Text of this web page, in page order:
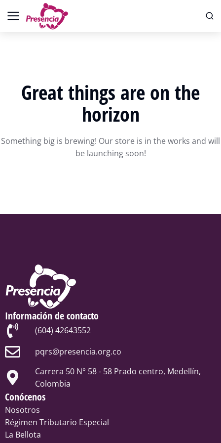
Great things are on the
horizon
Something big is brewing! Our store is in the works and will
be launching soon!
Información de contacto
(604) 42643552
pqrs@presencia.org.co
Carrera 50 N° 58 - 58 Prado centro, Medellín,
Colombia
Conócenos
Nosotros
Régimen Tributario Especial
La Bellota